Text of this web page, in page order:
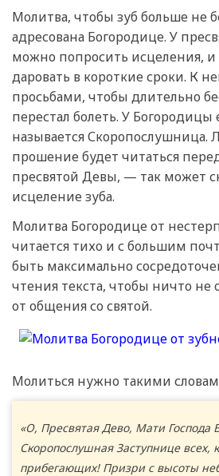
Молитва, чтобы зуб больше не
адресована Богородице. У
можно попросить исцеления, и
даровать в короткие сроки. К
просьбами, чтобы длительно
перестал болеть. У Богородицы
называется Скоропослушница.
прошение будет читаться
пресвятой Девы, — так может
исцеление зуба.
Молитва Богородице от
читается тихо и с большим
быть максимально
чтения текста, чтобы ничто не
от общения со святой.
Молиться нужно такими
«О, Пресвятая Дево, Мати Господа
Скоропослушная Заступнице всех,
прибегающих! Призри с высоты